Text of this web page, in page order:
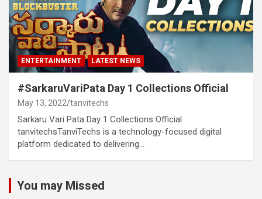
ENTERTAINMENT LATEST NEWS
#SarkaruVariPata Day 1 Collections Official
May 13, 2022 tanvitechs
Sarkaru Vari Pata Day 1 Collections Official
tanvitechsTanviTechs is a technology-focused digital
platform dedicated to delivering…
You may Missed